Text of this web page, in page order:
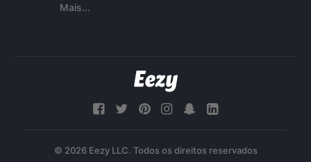
Mais...
© 2026 Eezy LLC. Todos os direitos reservados